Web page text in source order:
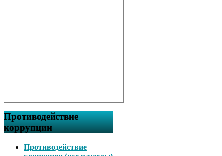
Противодействие
коррупции
Противодействие